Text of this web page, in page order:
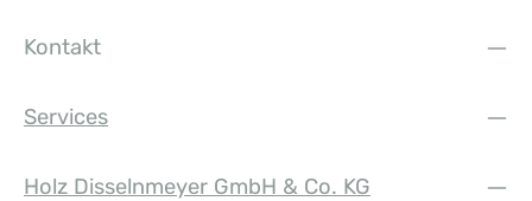
Kontakt
Services
Holz Disselnmeyer GmbH & Co. KG